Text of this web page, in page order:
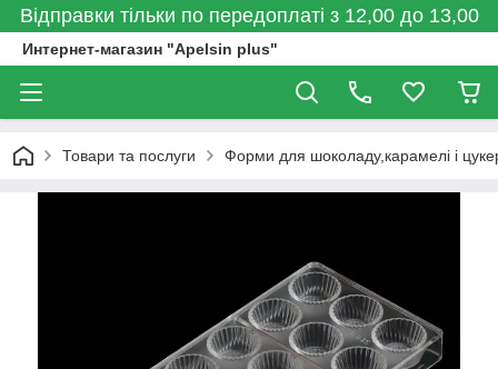
Відправки тільки по передоплаті з 12,00 до 13,00
Интернет-магазин "Apelsin plus"
Товари та послуги Форми для шоколаду,карамелі і